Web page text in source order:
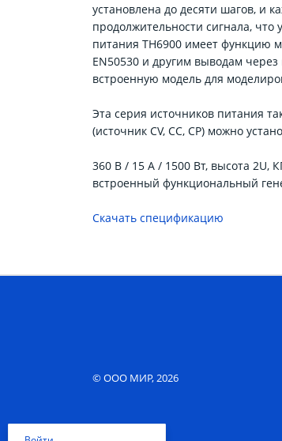
установлена ​​до десяти шагов, и
продолжительности сигнала, что
питания TH6900 имеет функцию
EN50530 и другим выводам
встроенную модель для
Эта серия источников питания
(источник CV, CC, CP) можно
360 В / 15 А / 1500 Вт, высота 2U,
встроенный функциональный
Скачать спецификацию
© ООО МИР, 2026